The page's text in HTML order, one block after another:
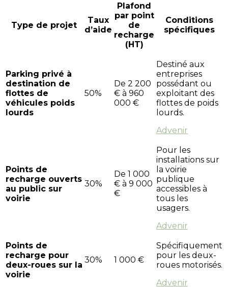
Type de projet
Taux
d’aide
Plafond
par point
de
recharge
(HT)
Conditions
spécifiques
Parking privé à
destination de
flottes de
véhicules poids
lourds
50%
De 2 200
€ à 960
000 €
Destiné aux
entreprises
possédant ou
exploitant des
flottes de poids
lourds.
Advenir
Points de
recharge ouverts
au public sur
voirie
30%
De 1 000
€ à 9 000
€
Pour les
installations sur
la voirie
publique
accessibles à
tous les
usagers.
Advenir
Points de
recharge pour
deux-roues sur la
voirie
30% 1 000 €
Spécifiquement
pour les deux-
roues motorisés.
Advenir